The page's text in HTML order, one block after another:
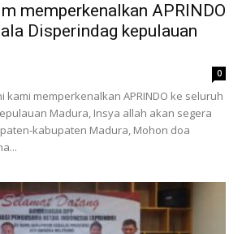
memperkenalkan APRINDO
Disperindag kepulauan
0
kami memperkenalkan APRINDO ke seluruh
Madura, Insya allah akan segera
kabupaten Madura, Mohon doa